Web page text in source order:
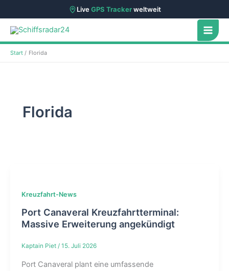
LiveGPS Trackerweltweit
Zum
Inhalt
springen
Start Florida
Florida
Kreuzfahrt-News
Port Canaveral Kreuzfahrtterminal:
Massive Erweiterung angekündigt
Kaptain Piet / 15. Juli 2026
Port Canaveral plant eine umfassende